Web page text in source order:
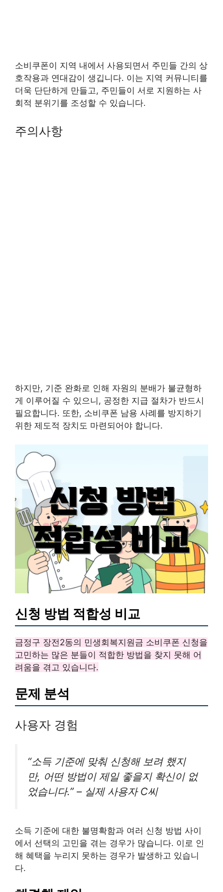
소비쿠폰이 지역 내에서 사용되면서 주민들 간의 상
호작용과 연대감이 생깁니다. 이는 지역 커뮤니티를
더욱 단단하게 만들고, 주민들이 서로 지원하는 사
회적 분위기를 조성할 수 있습니다.
주의사항
하지만, 기준 완화로 인해 자원의 분배가 불균형하
게 이루어질 수 있으니, 공정한 지급 절차가 반드시
필요합니다. 또한, 소비쿠폰 남용 사례를 방지하기
위한 제도적 장치도 마련되어야 합니다.
신청 방법 적합성 비교
금정구 장전2동의 민생회복지원금 소비쿠폰 신청을
고민하는 많은 분들이 적합한 방법을 찾지 못해 어
려움을 겪고 있습니다.
문제 분석
사용자 경험
“소득 기준에 맞춰 신청해 보려 했지
만, 어떤 방법이 제일 좋을지 확신이 없
었습니다.” – 실제 사용자 C씨
소득 기준에 대한 불명확함과 여러 신청 방법 사이
에서 선택의 고민을 겪는 경우가 많습니다. 이로 인
해 혜택을 누리지 못하는 경우가 발생하고 있습니
다.